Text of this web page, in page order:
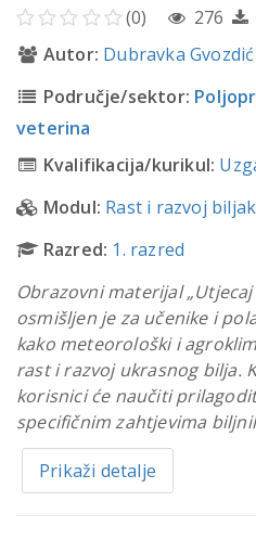
(0) 276
Autor: Dubravka Gvozdić
Područje/sektor:
veterina
Kvalifikacija/kurikul:
Modul: Rast i razvoj
Razred: 1. razred
Obrazovni materijal
osmišljen je za učenike i
kako meteorološki i
rast i razvoj ukrasnog bilja.
korisnici će naučiti
specifičnim zahtjevima
Prikaži detalje